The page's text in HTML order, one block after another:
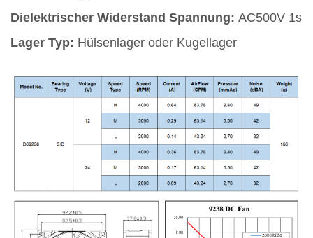
Dielektrischer Widerstand Spannung: AC500V 1s
Lager Typ: Hülsenlager oder Kugellager